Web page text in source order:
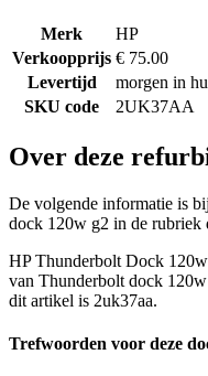
Merk
HP
Verkoopprijs € 75.00
Levertijd
morgen in
SKU code
2UK37AA
Over deze
De volgende informatie is
dock 120w g2 in de rubriek
HP Thunderbolt Dock
van Thunderbolt dock
dit artikel is 2uk37aa.
Trefwoorden voor deze